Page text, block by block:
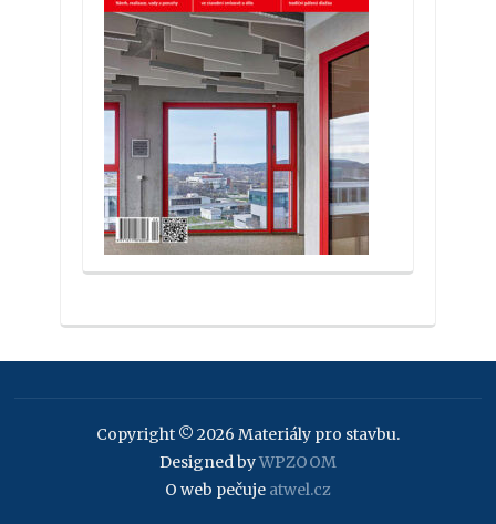
Copyright © 2026 Materiály pro stavbu.
Designed byWPZOOM
O web pečuje atwel.cz